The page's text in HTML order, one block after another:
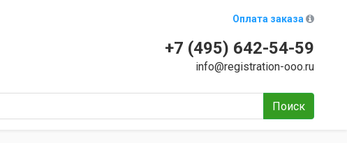
Оплата заказа
+7 (495) 642-54-59
info@registration-ooo.ru
Поиск